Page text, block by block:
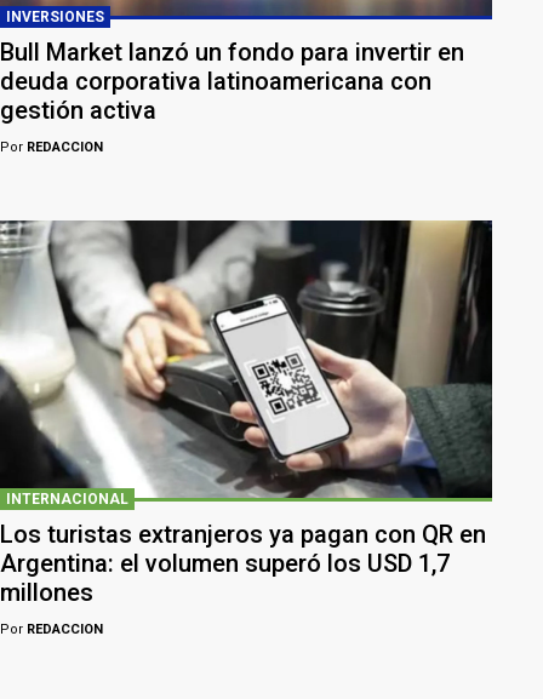
INVERSIONES
Bull Market lanzó un fondo para invertir en
deuda corporativa latinoamericana con
gestión activa
Por REDACCION
INTERNACIONAL
Los turistas extranjeros ya pagan con QR en
Argentina: el volumen superó los USD 1,7
millones
Por REDACCION